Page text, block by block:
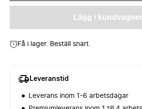
Lägg i
Få i lager. Beställ snart.
Leveranstid
Leverans inom 1-6 arbetsdagar